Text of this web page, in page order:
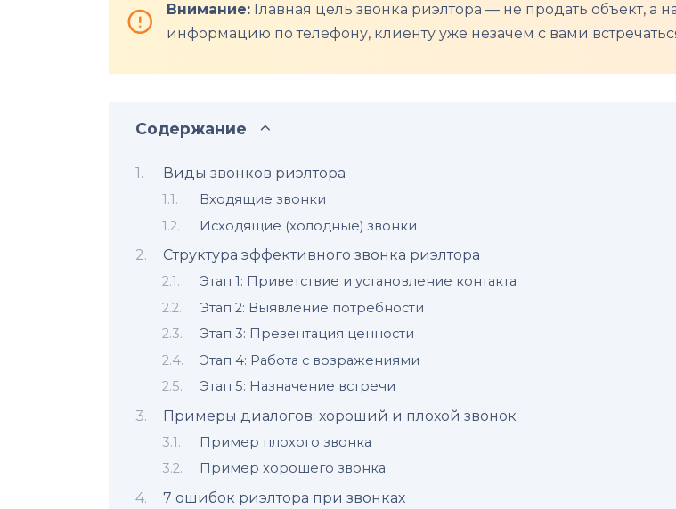
Внимание: Главная цель звонка риэлтора — не продать объект, а
информацию по телефону, клиенту уже незачем с вами
Содержание
Виды звонков риэлтора
Входящие звонки
Исходящие (холодные) звонки
Структура эффективного звонка риэлтора
Этап 1: Приветствие и установление контакта
Этап 2: Выявление потребности
Этап 3: Презентация ценности
Этап 4: Работа с возражениями
Этап 5: Назначение встречи
Примеры диалогов: хороший и плохой звонок
Пример плохого звонка
Пример хорошего звонка
7 ошибок риэлтора при звонках